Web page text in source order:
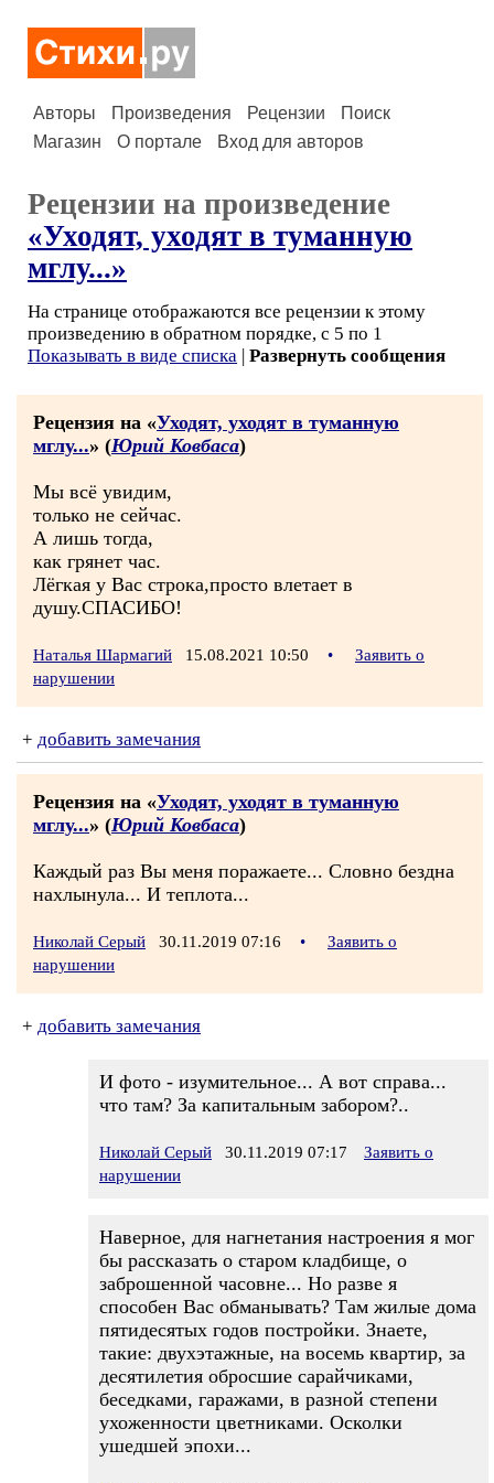
Авторы Произведения Рецензии
Поиск
Магазин
О портале Вход для авторов
Рецензии на произведение
«Уходят, уходят в туманную
мглу...»
На странице отображаются все рецензии к этому
произведению в обратном порядке, с 5 по 1
Показывать в виде списка | Развернуть сообщения
Рецензия на «Уходят, уходят в туманную
мглу...» (Юрий Ковбаса)
Мы всё увидим,
только не сейчас.
А лишь тогда,
как грянет час.
Лёгкая у Вас строка,просто влетает в
душу.СПАСИБО!
Наталья Шармагий 15.08.2021 10:50 •
Заявить о
нарушении
+ добавить замечания
Рецензия на «Уходят, уходят в туманную
мглу...» (Юрий Ковбаса)
Каждый раз Вы меня поражаете... Словно бездна
нахлынула... И теплота...
Николай Серый 30.11.2019 07:16 •
Заявить о
нарушении
+ добавить замечания
И фото - изумительное... А вот справа...
что там? За капитальным забором?..
Николай Серый 30.11.2019 07:17
Заявить о
нарушении
Наверное, для нагнетания настроения я мог
бы рассказать о старом кладбище, о
заброшенной часовне... Но разве я
способен Вас обманывать? Там жилые дома
пятидесятых годов постройки. Знаете,
такие: двухэтажные, на восемь квартир, за
десятилетия обросшие сарайчиками,
беседками, гаражами, в разной степени
ухоженности цветниками. Осколки
ушедшей эпохи...